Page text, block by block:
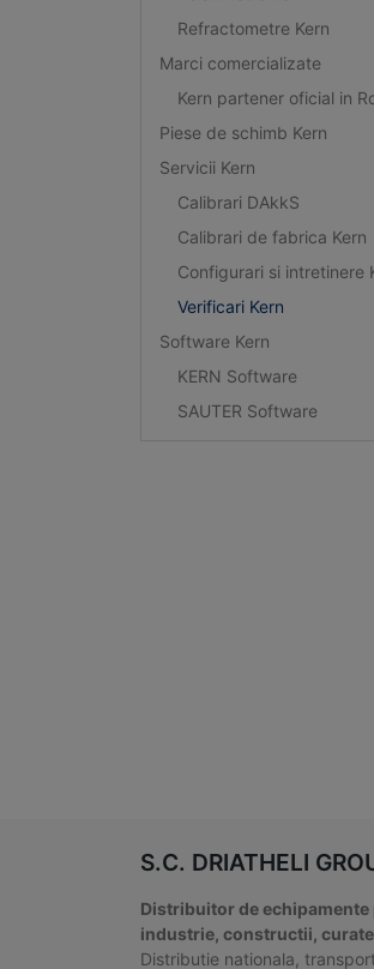
Refractometre Kern
Marci comercializate
Kern partener oficial in
Piese de schimb Kern
Servicii Kern
Calibrari DAkkS
Calibrari de fabrica Kern
Configurari si intretinere
Verificari Kern
Software Kern
KERN Software
SAUTER Software
S.C. DRIATHELI
Distribuitor de
industrie, constructii,
Distributie nationala,